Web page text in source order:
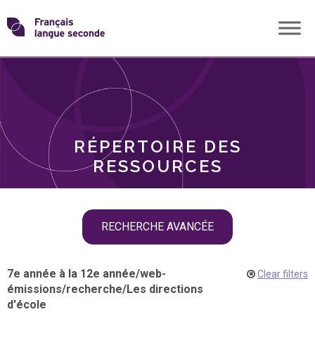
Skip
toTransformons
langue
RÉPERTOIRE DES
RESSOURCES
RECHERCHE AVANCÉE
THÈMES
7e année à la 12e année/web-
émissions/recherche/Les directions
d'école
Clear filters